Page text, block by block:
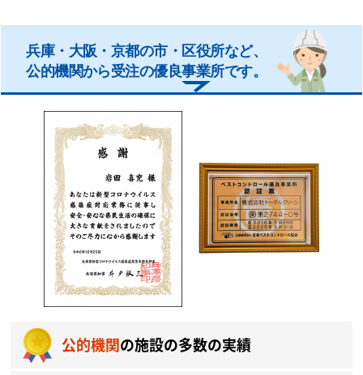
兵庫・大阪・京都の市・区役所など、
公的機関から受注の優良事業所です。
公的機関の施設の多数の実績